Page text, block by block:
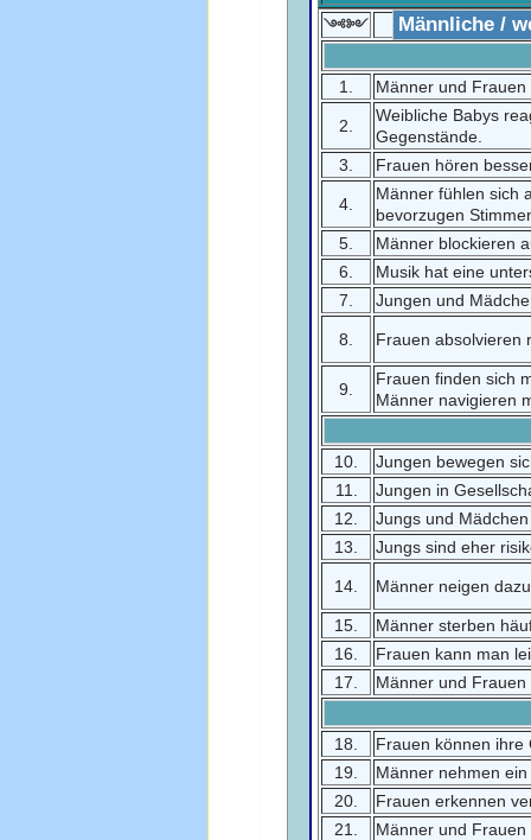
༺༻ Männliche /
1. Männer und
2.
Weibliche Babys
Gegenstände.
3.
Frauen hören
4.
Männer fühlen sich
bevorzugen
5.
Männer blockieren
6.
Musik hat eine
7.
Jungen und
8. Frauen absolvieren
9.
Frauen finden sich
Männer navigieren
10.
Jungen bewegen
11.
Jungen in
12.
Jungs und
13.
Jungs sind eher
14. Männer neigen
15.
Männer sterben
16.
Frauen kann man
17.
Männer und
18.
Frauen können ihre
19.
Männer nehmen
20.
Frauen erkennen
21.
Männer und